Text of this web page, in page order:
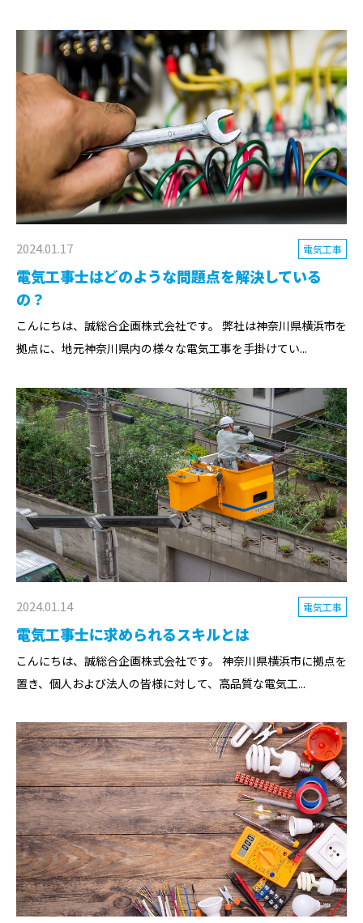
2024.01.17 電気工事
電気工事士はどのような問題点を解決している
の？
こんにちは、誠総合企画株式会社です。 弊社は神奈川県横浜市を
拠点に、地元神奈川県内の様々な電気工事を手掛けてい...
2024.01.14 電気工事
電気工事士に求められるスキルとは
こんにちは、誠総合企画株式会社です。 神奈川県横浜市に拠点を
置き、個人および法人の皆様に対して、高品質な電気工...